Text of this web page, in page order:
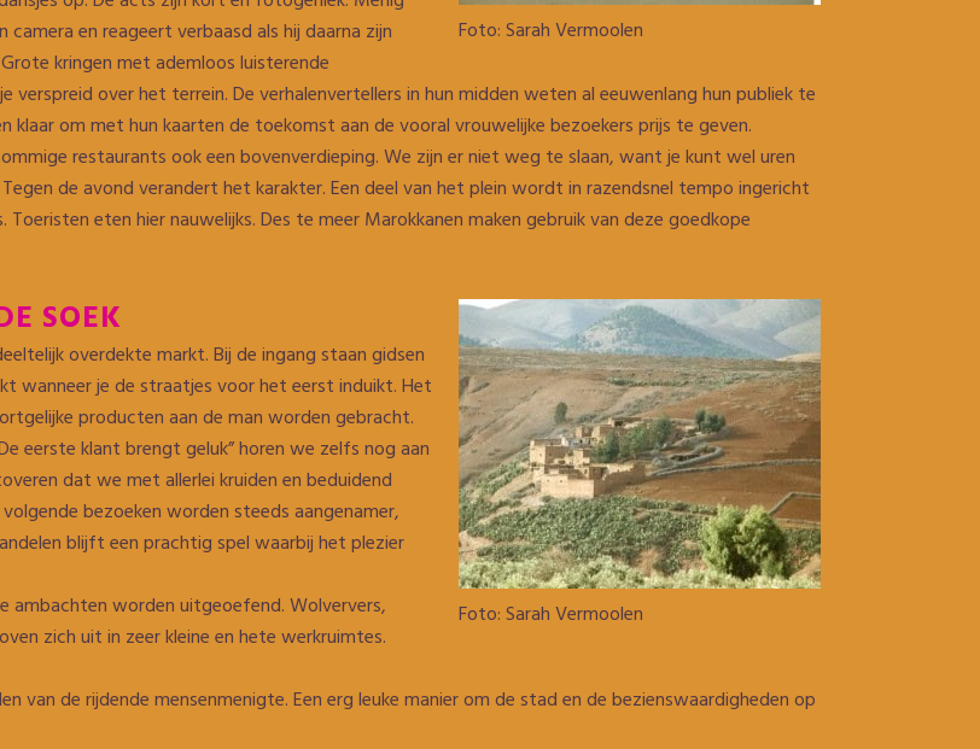
Foto: Sarah Vermoolen
en reageert verbaasd als hij daarna zijn
kringen met ademloos luisterende
verspreid over het terrein. De verhalenvertellers in hun midden weten al eeuwenlang hun publiek te
klaar om met hun kaarten de toekomst aan de vooral vrouwelijke bezoekers prijs te geven.
restaurants ook een bovenverdieping. We zijn er niet weg te slaan, want je kunt wel uren
de avond verandert het karakter. Een deel van het plein wordt in razendsnel tempo ingericht
eten hier nauwelijks. Des te meer Marokkanen maken gebruik van deze goedkope
Foto: Sarah Vermoolen
SOEK
overdekte markt. Bij de ingang staan gidsen
wanneer je de straatjes voor het eerst induikt. Het
producten aan de man worden gebracht.
eerste klant brengt geluk” horen we zelfs nog aan
dat we met allerlei kruiden en beduidend
bezoeken worden steeds aangenamer,
blijft een prachtig spel waarbij het plezier
ambachten worden uitgeoefend. Wolververs,
zich uit in zeer kleine en hete werkruimtes.
van de rijdende mensenmenigte. Een erg leuke manier om de stad en de bezienswaardigheden op